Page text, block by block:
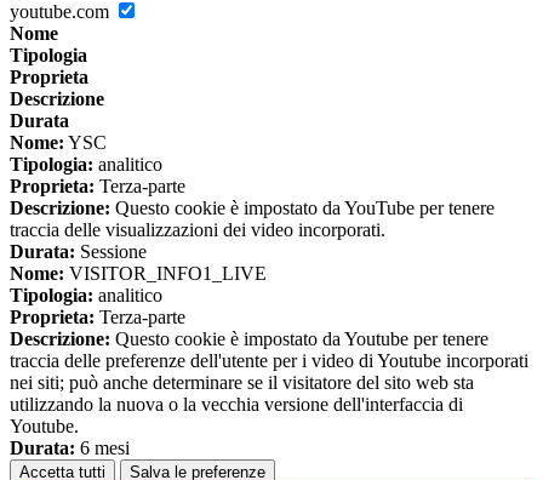
youtube.com
Nome
Tipologia
Proprieta
Descrizione
Durata
Nome: YSC
Tipologia: analitico
Proprieta: Terza-parte
Descrizione: Questo cookie è impostato da YouTube per tenere
traccia delle visualizzazioni dei video incorporati.
Durata: Sessione
Nome: VISITOR_INFO1_LIVE
Tipologia: analitico
Proprieta: Terza-parte
Descrizione: Questo cookie è impostato da Youtube per tenere
traccia delle preferenze dell'utente per i video di Youtube incorporati
nei siti; può anche determinare se il visitatore del sito web sta
utilizzando la nuova o la vecchia versione dell'interfaccia di
Youtube.
Durata: 6 mesi
Accetta tutti Salva le preferenze